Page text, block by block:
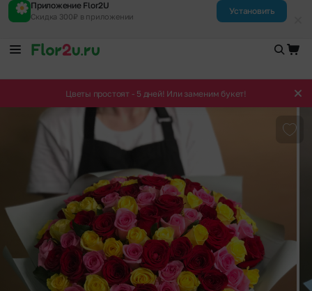
Приложение Flor2U
Скидка 300₽ в приложении
Установить
Цветы простоят - 5 дней! Или заменим букет!